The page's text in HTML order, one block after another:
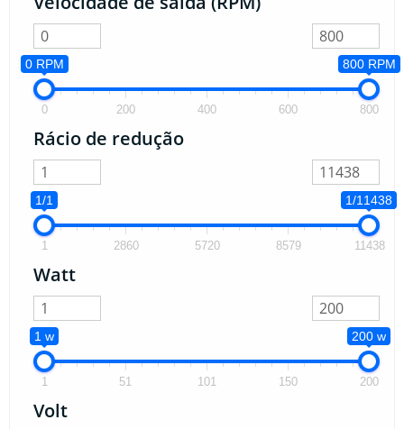
0 RPM 800 RPM
0 200 400 600 800
Rácio de redução
1/1 1/11438
1 2860 5720 8579 11438
Watt
1 w 200 w
1 51 101 150 200
Volt